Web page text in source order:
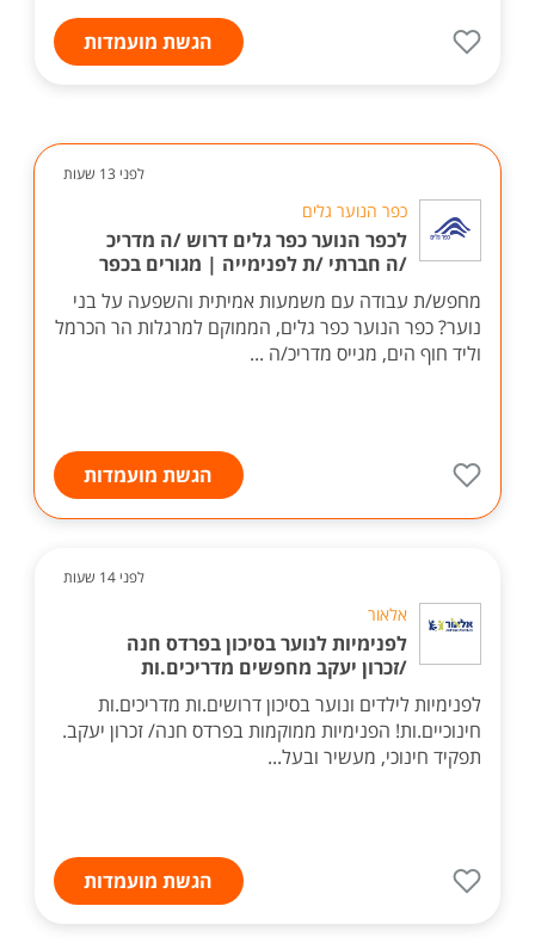
הגשת מועמדות
לפני 13 שעות
כפר הנוער גלים
לכפר הנוער כפר גלים דרוש /ה מדריכ
/ה חברתי /ת לפנימייה | מגורים בכפר
מחפש/ת עבודה עם משמעות אמיתית והשפעה על בני
נוער? כפר הנוער כפר גלים, הממוקם למרגלות הר הכרמל
וליד חוף הים, מגייס מדריכ/ה ...
הגשת מועמדות
לפני 14 שעות
אלאור
לפנימיות לנוער בסיכון בפרדס חנה
/זכרון יעקב מחפשים מדריכים.ות
לפנימיות לילדים ונוער בסיכון דרושים.ות מדריכים.ות
חינוכיים.ות! הפנימיות ממוקמות בפרדס חנה/ זכרון יעקב.
תפקיד חינוכי, מעשיר ובעל...
הגשת מועמדות